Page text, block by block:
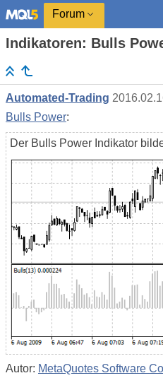
Forum
Indikatoren: Bulls
Automated-Trading
Bulls Power:
Der Bulls Power Indikator
Autor: MetaQuotes Software